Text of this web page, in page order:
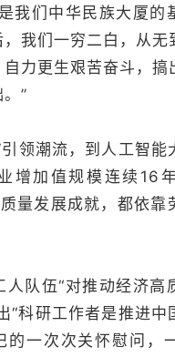
们中华民族大厦的
我们一穷二白，从无
力更生艰苦奋斗，搞
”
潮流，到人工智能
增加值规模连续16
量发展成就，都依靠
队伍“对推动经济高
“科研工作者是推进中
的一次次关怀慰问，